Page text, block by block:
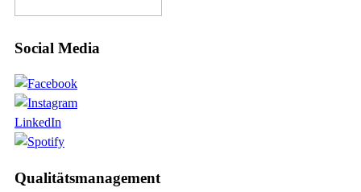
Social Media
LinkedIn
Qualitätsmanagement